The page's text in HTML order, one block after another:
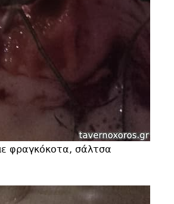
φραγκόκοτα, σάλτσα